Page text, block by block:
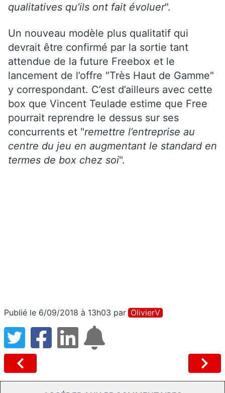
qualitatives qu’ils ont fait évoluer".
Un nouveau modèle plus qualitatif qui
devrait être confirmé par la sortie tant
attendue de la future Freebox et le
lancement de l’offre "Très Haut de Gamme"
y correspondant. C’est d’ailleurs avec cette
box que Vincent Teulade estime que Free
pourrait reprendre le dessus sur ses
concurrents et "remettre l’entreprise au
centre du jeu en augmentant le standard en
termes de box chez soi".
Publié le 6/09/2018 à 13h03 par OlivierV